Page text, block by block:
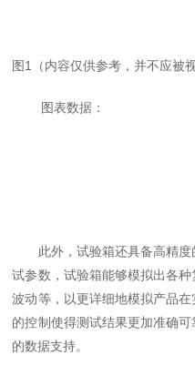
图1（内容仅供参考，并不应被
图表数据：
此外，试验箱还具备高精度
试参数，试验箱能够模拟出各
波动等，以更详细地模拟产品
的控制使得测试结果更加准确
的数据支持。